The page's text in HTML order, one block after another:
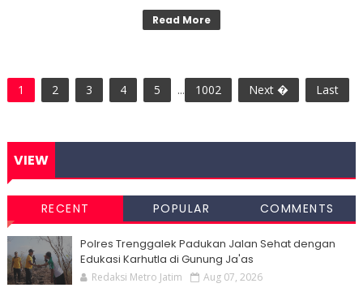
Read More
1 2 3 4 5 ... 1002 Next � Last
VIEW
RECENT POPULAR COMMENTS
Polres Trenggalek Padukan Jalan Sehat dengan
Edukasi Karhutla di Gunung Ja'as
Redaksi Metro Jatim Aug 07, 2026